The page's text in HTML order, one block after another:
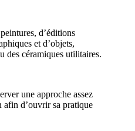
d’éditions
et d’objets,
des céramiques utilitaires.
une approche assez
afin d’ouvrir sa pratique